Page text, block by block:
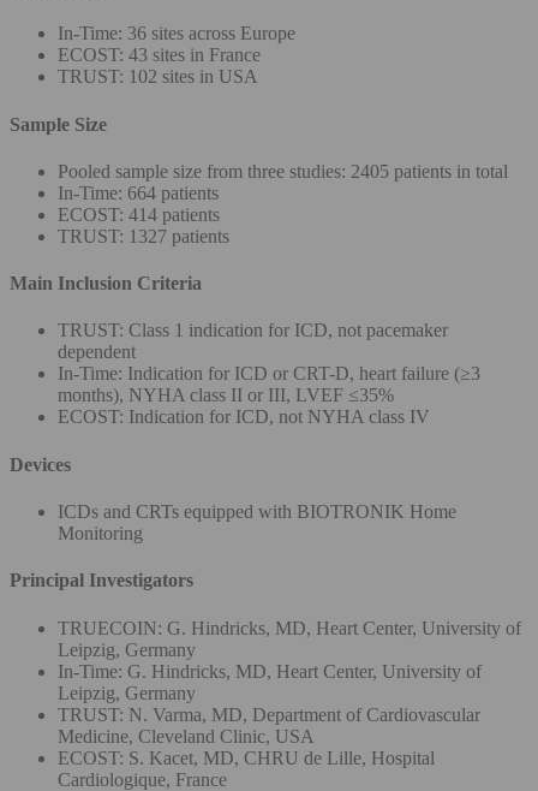
In-Time: 36 sites across Europe
ECOST: 43 sites in France
TRUST: 102 sites in USA
Sample Size
Pooled sample size from three studies: 2405 patients in total
In-Time: 664 patients
ECOST: 414 patients
TRUST: 1327 patients
Main Inclusion Criteria
TRUST: Class 1 indication for ICD, not pacemaker
dependent
In-Time: Indication for ICD or CRT-D, heart failure (≥3
months), NYHA class II or III, LVEF ≤35%
ECOST: Indication for ICD, not NYHA class IV
Devices
ICDs and CRTs equipped with BIOTRONIK Home
Monitoring
Principal Investigators
TRUECOIN: G. Hindricks, MD, Heart Center, University of
Leipzig, Germany
In-Time: G. Hindricks, MD, Heart Center, University of
Leipzig, Germany
TRUST: N. Varma, MD, Department of Cardiovascular
Medicine, Cleveland Clinic, USA
ECOST: S. Kacet, MD, CHRU de Lille, Hospital
Cardiologique, France